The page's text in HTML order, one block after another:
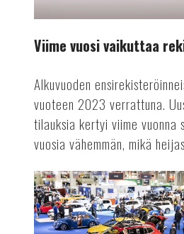
Viime vuosi vaikuttaa
Alkuvuoden
vuoteen 2023 verrattuna.
tilauksia kertyi viime vuonna
vuosia vähemmän, mikä
Auto-
tapahtuma
tekee
paluun